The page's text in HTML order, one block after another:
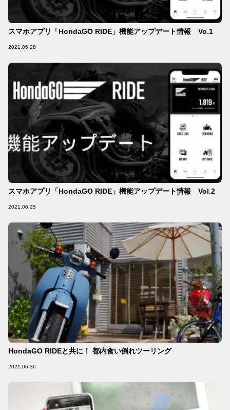
スマホアプリ「HondaGO RIDE」機能アップデート情報 Vo.1
2021.05.28
スマホアプリ「HondaGO RIDE」機能アップデート情報 Vol.2
2021.06.25
HondaGO RIDEと共に！ 都内食い倒れツーリング
2021.06.30